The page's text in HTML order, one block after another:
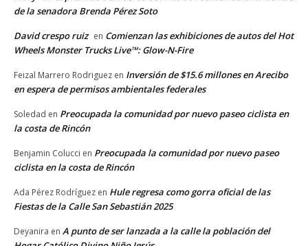
de la senadora Brenda Pérez Soto
David crespo ruiz en Comienzan las exhibiciones de autos del Hot
Wheels Monster Trucks Live™: Glow-N-Fire
Feizal Marrero Rodriguez en Inversión de $15.6 millones en Arecibo
en espera de permisos ambientales federales
Soledad en Preocupada la comunidad por nuevo paseo ciclista en
la costa de Rincón
Benjamin Colucci en Preocupada la comunidad por nuevo paseo
ciclista en la costa de Rincón
Ada Pérez Rodríguez en Hule regresa como gorra oficial de las
Fiestas de la Calle San Sebastián 2025
Deyanira en A punto de ser lanzada a la calle la población del